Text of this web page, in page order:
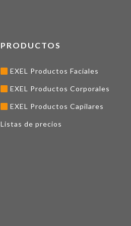
PRODUCTOS
EXEL Productos Faciales
EXEL Productos Corporales
EXEL Productos Capilares
Listas de precios